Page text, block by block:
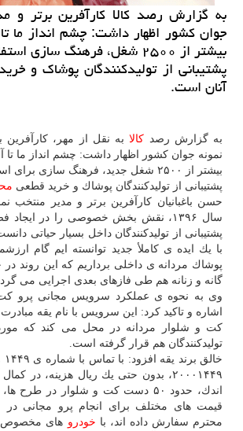
به گزارش رصد كالا كارآفرین برتر و
بیشتر از ۲۵۰۰ شغل، فرهنگ
پشتیبانی از تولیدكنندگان پوشاك و
آنان است.
به گزارش رصد كالابه نقل از مهر، كارآفرین
بیشتر از ۲۵۰۰ شغل جدید، فرهنگ سازی
پشتیبانی از تولیدكنندگان پوشاك و خرید قطعی
حسن باغبانیان كارآفرین برتر و مدیر منتخب
سال ۱۳۹۶، نقش بخش خصوصی را در
پشتیبانی از تولیدكنندگان داخل بسیار حیاتی
با یك ایده ی كاملأ جدید توانسته ایم گام
پوشاك مردانه ی داخلی برداریم كه این روند
گانه و زنانه هم طی فازهای بعدی اجرایی می
وی به نحوه ی عملكرد سرویس مجانی پرو
اشاره و تاكید كرد: این سرویس با نام یقه
كت و شلوار مردانه در محل می كند كه
تولیدكنندگان هم قرار گرفته است.
۲۰۰۰۱۴۴۹، بدون حتی یك ریال هزینه، در
اندك، حدود ۵۰ دست كت و شلوار در
قیمت های مختلف برای انجام پرو مجانی
محترم سفارش داده اند، با خودرو های مخصوص